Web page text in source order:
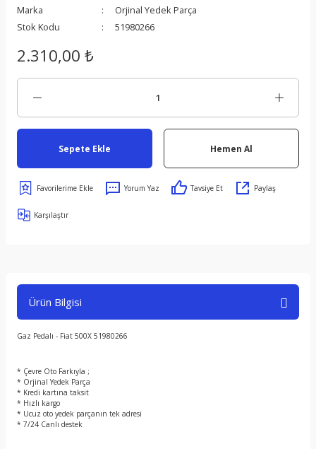
Marka
Orjinal Yedek Parça
Stok Kodu
51980266
2.310,00 ₺
Sepete Ekle Hemen Al
Yorum Yaz Tavsiye Et Paylaş
Karşılaştır
Ürün Bilgisi
Gaz Pedalı - Fiat 500X 51980266
* Çevre Oto Farkıyla ;
* Orjinal Yedek Parça
* Kredi kartına taksit
* Hızlı kargo
* Ucuz oto yedek parçanın tek adresi
* 7/24 Canlı destek